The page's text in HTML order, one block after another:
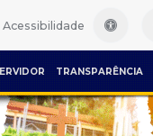
Acessibilidade
TRANSPARÊNCIA